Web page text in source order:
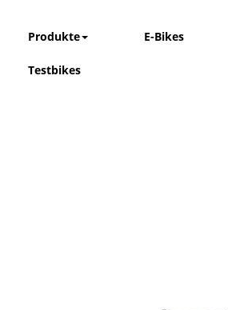
Produkte E-Bikes
Testbikes